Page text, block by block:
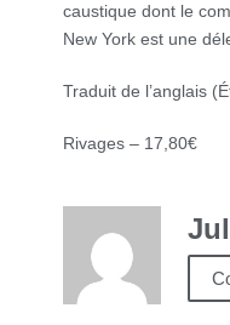
caustique dont le
New York est une
Traduit de l’anglais
Rivages – 17,80€